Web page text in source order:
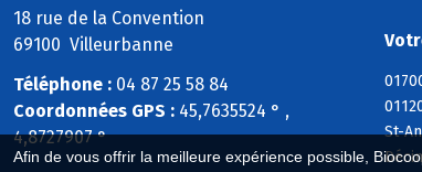
Afin de vous offrir la meilleure expérience possible,
18 rue de la Convention
69100 Villeurbanne
Téléphone : 04 87 25 58 84
Coordonnées GPS : 45,7635524 ° ,
4,8727907 °
St-